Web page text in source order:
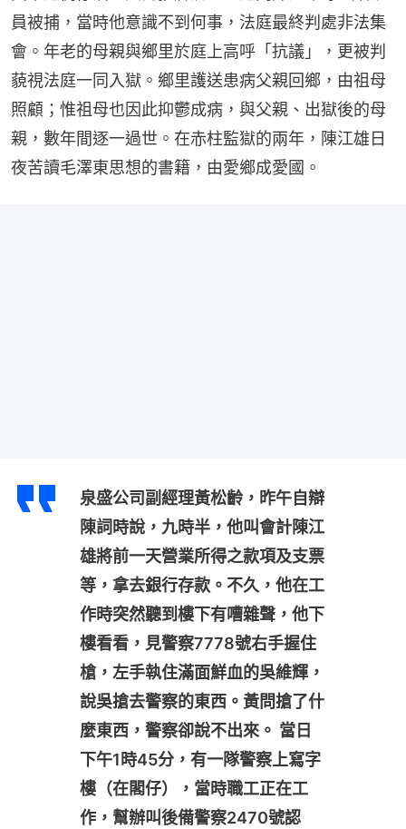
員被捕，當時他意識不到何事，法庭最終判處非法集
會。年老的母親與鄉里於庭上高呼「抗議」，更被判
藐視法庭一同入獄。鄉里護送患病父親回鄉，由祖母
照顧；惟祖母也因此抑鬱成病，與父親、出獄後的母
親，數年間逐一過世。在赤柱監獄的兩年，陳江雄日
夜苦讀毛澤東思想的書籍，由愛鄉成愛國。
泉盛公司副經理黃松齡，昨午自辯
陳詞時說，九時半，他叫會計陳江
雄將前一天營業所得之款項及支票
等，拿去銀行存款。不久，他在工
作時突然聽到樓下有嘈雜聲，他下
樓看看，見警察7778號右手握住
槍，左手執住滿面鮮血的吳維輝，
說吳搶去警察的東西。黃問搶了什
麼東西，警察卻說不出來。 當日
下午1時45分，有一隊警察上寫字
樓（在閣仔），當時職工正在工
作，幫辦叫後備警察2470號認